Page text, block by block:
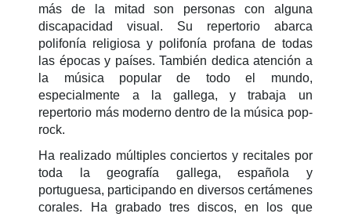
más de la mitad son personas con alguna
discapacidad visual. Su repertorio abarca
polifonía religiosa y polifonía profana de todas
las épocas y países. También dedica atención a
la música popular de todo el mundo,
especialmente a la gallega, y trabaja un
repertorio más moderno dentro de la música pop-
rock.
Ha realizado múltiples conciertos y recitales por
toda la geografía gallega, española y
portuguesa, participando en diversos certámenes
corales. Ha grabado tres discos, en los que